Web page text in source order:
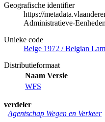
Geografische identifier
https://
Administratieve-
Unieke code
Belge 1972 / Belgian
Distributieformaat
Naam Versie
WFS
verdeler
Agentschap Wegen en Verkeer